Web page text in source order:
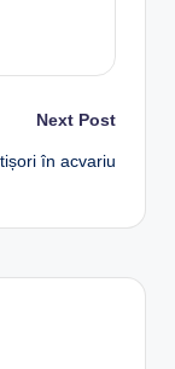
Next Post
în acvariu